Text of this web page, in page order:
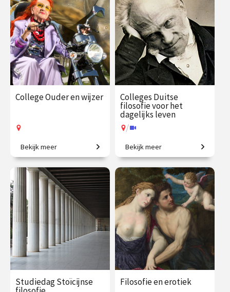
€ 1225.00
vanaf 29
sep.
/ Op locatie of online
€ 345.00
vanaf 28
sep.
/ Op locatie of online
College Ouder en wijzer
Van Cicero tot De Beauvoir:
denken over ouderdom.
€ 35.00
vanaf 9
sep.
Op locatie
Bekijk meer
Colleges Duitse
filosofie voor het
dagelijks leven
/
Van Verlichting tot de 20e
eeuw.
€ 195.00
vanaf 21
sep.
Op locatie of online
Bekijk meer
Studiedag Stoïcijnse Filosofie en erotiek